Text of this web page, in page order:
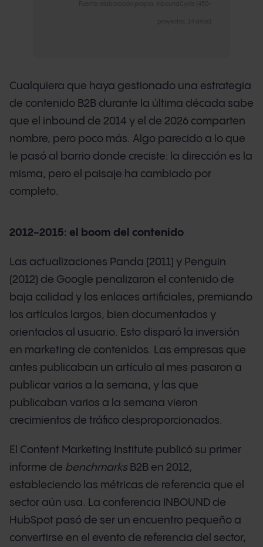
Cualquiera que haya gestionado una estrategia
de contenido B2B durante la última década sabe
que el inbound de 2014 y el de 2026 comparten
nombre, pero poco más. Algo parecido a lo que
le pasó al barrio donde creciste: la dirección es la
misma, pero el paisaje ha cambiado por
completo.
2012-2015: el boom del contenido
Las actualizaciones Panda (2011) y Penguin
(2012) de Google penalizaron el contenido de
baja calidad y los enlaces artificiales, premiando
los artículos largos, bien documentados y
orientados al usuario. Esto disparó la inversión
en marketing de contenidos. Las empresas que
antes publicaban un artículo al mes pasaron a
publicar varios a la semana, y las que
publicaban varios a la semana vieron
crecimientos de tráfico desproporcionados.
El Content Marketing Institute publicó su primer
informe de benchmarksB2B en 2012,
estableciendo las métricas de referencia que el
sector aún usa. La conferencia INBOUND de
HubSpot pasó de ser un encuentro pequeño a
convertirse en el evento de referencia del sector,